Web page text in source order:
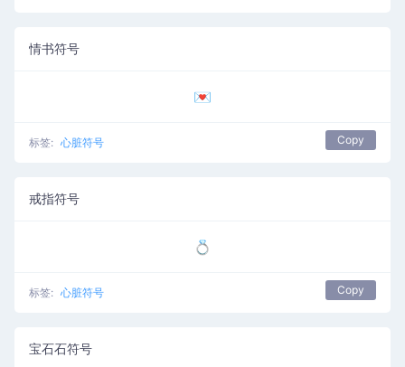
情书符号
💌
标签: 心脏符号 Copy
戒指符号
💍
标签: 心脏符号 Copy
宝石石符号